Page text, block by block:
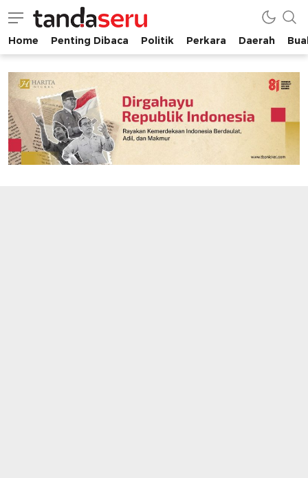
tandaseru.com | Penting Dibaca
tandaseru.com
Home Penting Dibaca Politik Perkara Daerah